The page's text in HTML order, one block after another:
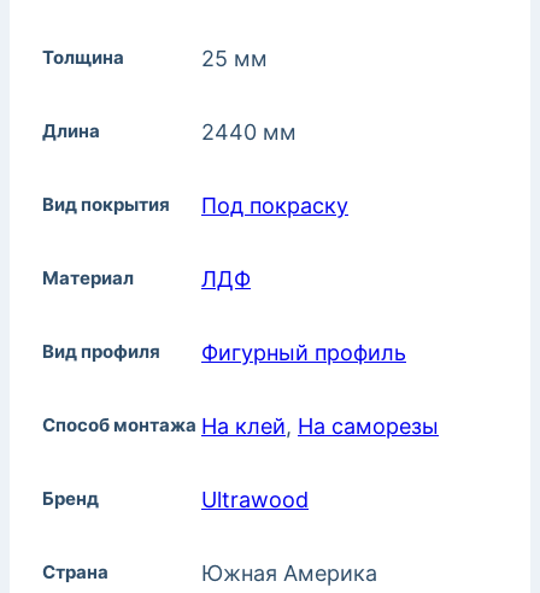
Толщина 25 мм
Длина 2440 мм
Вид покрытия Под покраску
Материал ЛДФ
Вид профиля Фигурный профиль
Способ монтажа На клей, На саморезы
Бренд Ultrawood
Страна Южная Америка